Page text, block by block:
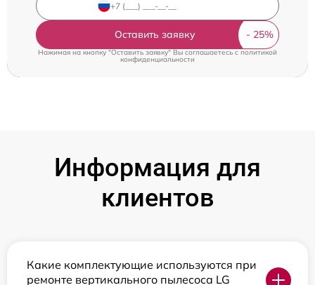
Оставить заявку
Нажимая на кнопку "Оставить заявку" Вы соглашаетесь cполитикой
конфиденциальности
Информация для
клиентов
Какие комплектующие используются при
ремонте вертикального пылесоса LG